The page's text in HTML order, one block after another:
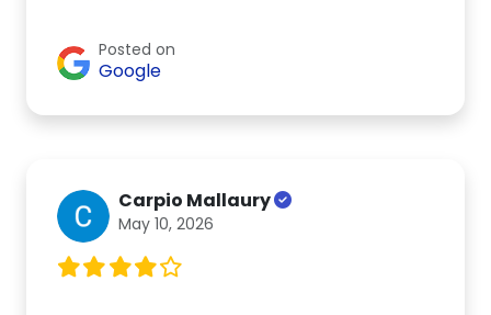
Posted on
Google
Carpio Mallaury
May 10, 2026